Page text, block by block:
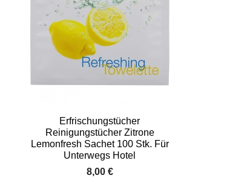
Erfrischungstücher
Reinigungstücher Zitrone
Lemonfresh Sachet 100 Stk. Für
Unterwegs Hotel
8,00 €
Vorschau